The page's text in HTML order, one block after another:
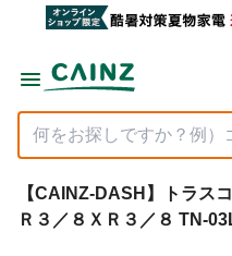
【CAINZ-DASH】トラ
Ｒ３／８ＸＲ３／８ TN-